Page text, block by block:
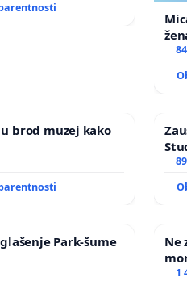
brod muzej kako
Park-šume
Ne
1